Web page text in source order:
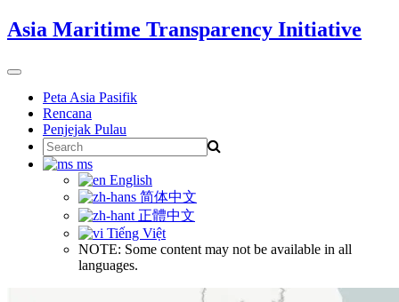
Skip
to
Asia Maritime Transparency Initiative
Toggle
navigationPeta Asia Pasifik
Rencana
Penjejak Pulau
Search
for:
ms
English
简体中文
正體中文
Tiếng Việt
NOTE: Some content may not be available in all
languages.